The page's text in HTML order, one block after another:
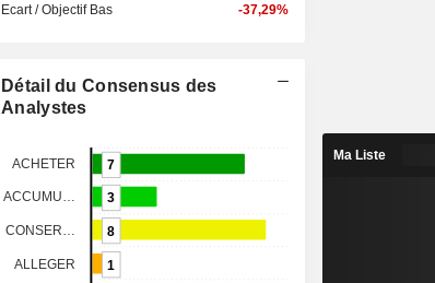
Ecart / Objectif Bas -37,29%
Détail du Consensus des
Analystes
Ma Liste